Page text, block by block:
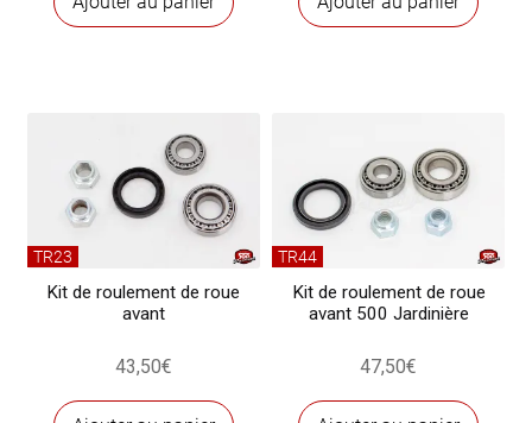
TR23
Kit de roulement de roue
avant
43,50€
TR44
Kit de roulement de roue
avant 500 Jardinière
47,50€